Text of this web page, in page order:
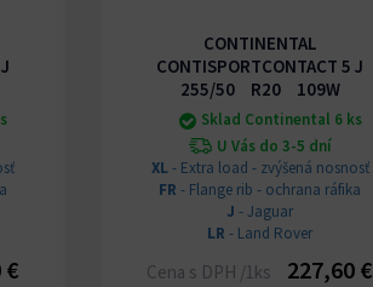
€
CONTINENTAL
CONTISPORTCONTACT 5 J
255/50 R20 109W
Sklad Continental 6 ks
U Vás do 3-5 dní
XL- Extra load - zvýšená nosnosť
FR - Flange rib - ochrana ráfika
J - Jaguar
LR - Land Rover
Cena s DPH /1ks 227,60 €